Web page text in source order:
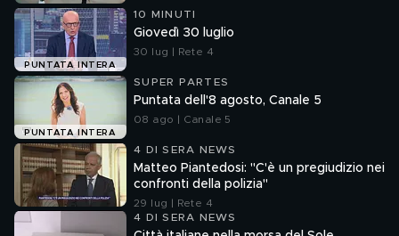
PUNTATA INTERA
10 MINUTI
Giovedì 30 luglio
30 lug | Rete 4
PUNTATA INTERA
SUPER PARTES
Puntata dell'8 agosto, Canale 5
08 ago | Canale 5
4 DI SERA NEWS
Matteo Piantedosi: "C'è un pregiudizio nei
confronti della polizia"
29 lug | Rete 4
4 DI SERA NEWS